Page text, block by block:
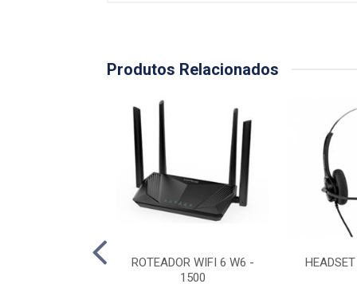
Produtos Relacionados
ROTEADOR WIFI 6 W6 -
1500